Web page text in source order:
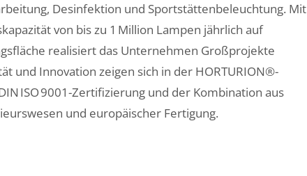
Desinfektion und Sportstättenbeleuchtung. Mit
von bis zu 1 Million Lampen jährlich auf
realisiert das Unternehmen Großprojekte
und Innovation zeigen sich in der HORTURION®-
ISO 9001-Zertifizierung und der Kombination aus
und europäischer Fertigung.